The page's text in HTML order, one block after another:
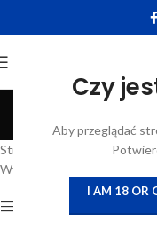
Czy
Aby przeglądać
I AM 18 OR
Strona główna
Katalog/
Wyświetlanie wszystkich